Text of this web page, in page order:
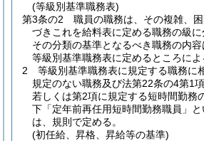
(等級別基準職務表)
第3条の2
職員の職務は、その複雑、
づきこれを給料表に定める職務の級に
その分類の基準となるべき職務の内容
等級別基準職務表に定めるところによ
2
等級別基準職務表に規定する職務に
規定のない職務及び法第22条の4第1
若しくは第2項に規定する短時間勤務
下「定年前再任用短時間勤務職員」と
は、規則で定める。
(初任給、昇格、昇給等の基準)